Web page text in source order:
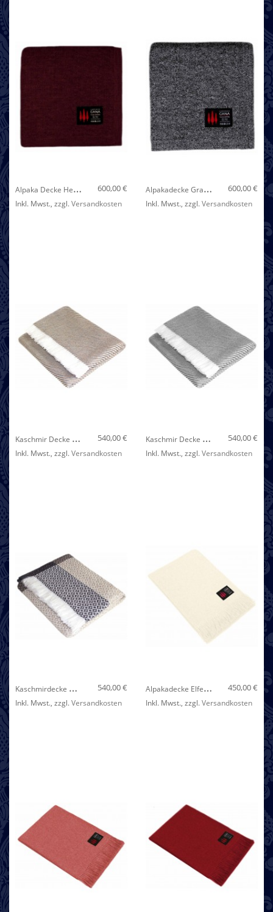
A
Lpaka Decke Herbstrot LORENZO CANA 600,00 €
Inkl. Mwst., zzgl.Versandkosten
A
Lpakadecke Grau Schwarz LORENZO CANA 600,00 €
Inkl. Mwst., zzgl.Versandkosten
K
Aschmir Decke Hellbraun Beige Streifen LORENZO CANA 540,00 €
Inkl. Mwst., zzgl.Versandkosten
K
Aschmir Decke Hellgrau Weiß Streifen LORENZO CANA 540,00 €
Inkl. Mwst., zzgl.Versandkosten
K
Aschmirdecke Grau Weiß Beige LORENZO CANA 540,00 €
Inkl. Mwst., zzgl.Versandkosten
A
Lpakadecke Elfenbein Einfarbig LORENZO CANA 450,00 €
Inkl. Mwst., zzgl.Versandkosten